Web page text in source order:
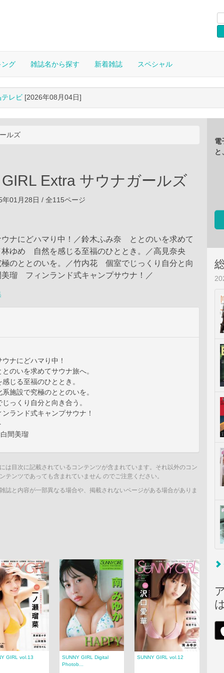
ング 雑誌名から探す 新着雑誌 スペシャル
レビ [2026年08月04日]
ルズ
Extra サウナガールズ
01月28日 / 全115ページ
ナにどハマり中！／鈴木ふみ奈 ととのいを求めて
林ゆめ 自然を感じる至福のひととき。／高見奈央
のととのいを。／竹内花 個室でじっくり自分と向
美瑠 フィンランド式キャンプサウナ！／
ナにどハマり中！
のいを求めてサウナ旅へ。
じる至福のひととき。
施設で究極のととのいを。
っくり自分と向き合う。
ランド式キャンプサウナ！
間美瑠
は目次に記載されているコンテンツが含まれています。それ以外のコン
テンツであっても含まれていません のでご注意ください。
誌と内容が一部異なる場合や、掲載されないページがある場合がありま
GIRL vol.13
SUNNY GIRL Digital
Photob...
SUNNY GIRL vol.12
電
と